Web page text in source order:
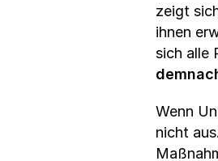
zeigt
ihnen
sich alle
Wenn
nicht